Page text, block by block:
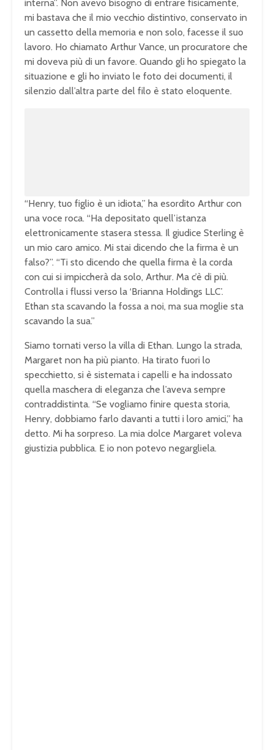
interna”. Non avevo bisogno di entrare fisicamente,
mi bastava che il mio vecchio distintivo, conservato in
un cassetto della memoria e non solo, facesse il suo
lavoro. Ho chiamato Arthur Vance, un procuratore che
mi doveva più di un favore. Quando gli ho spiegato la
situazione e gli ho inviato le foto dei documenti, il
silenzio dall’altra parte del filo è stato eloquente.
“Henry, tuo figlio è un idiota,” ha esordito Arthur con
una voce roca. “Ha depositato quell’istanza
elettronicamente stasera stessa. Il giudice Sterling è
un mio caro amico. Mi stai dicendo che la firma è un
falso?”. “Ti sto dicendo che quella firma è la corda
con cui si impiccherà da solo, Arthur. Ma c’è di più.
Controlla i flussi verso la ‘Brianna Holdings LLC’.
Ethan sta scavando la fossa a noi, ma sua moglie sta
scavando la sua.”
Siamo tornati verso la villa di Ethan. Lungo la strada,
Margaret non ha più pianto. Ha tirato fuori lo
specchietto, si è sistemata i capelli e ha indossato
quella maschera di eleganza che l’aveva sempre
contraddistinta. “Se vogliamo finire questa storia,
Henry, dobbiamo farlo davanti a tutti i loro amici,” ha
detto. Mi ha sorpreso. La mia dolce Margaret voleva
giustizia pubblica. E io non potevo negargliela.